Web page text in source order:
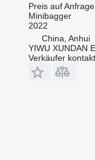
Preis auf Anfrage
Minibagger
2022
China, Anhui
YIWU XUNDAN
Verkäufer